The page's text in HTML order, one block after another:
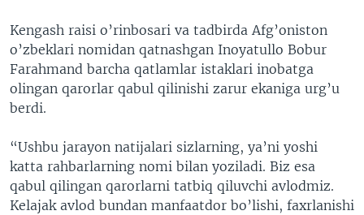
Kengash raisi o’rinbosari va tadbirda Afg’oniston
o’zbeklari nomidan qatnashgan Inoyatullo Bobur
Farahmand barcha qatlamlar istaklari inobatga
olingan qarorlar qabul qilinishi zarur ekaniga urg’u
berdi.
“Ushbu jarayon natijalari sizlarning, ya’ni yoshi
katta rahbarlarning nomi bilan yoziladi. Biz esa
qabul qilingan qarorlarni tatbiq qiluvchi avlodmiz.
Kelajak avlod bundan manfaatdor bo’lishi, faxrlanishi